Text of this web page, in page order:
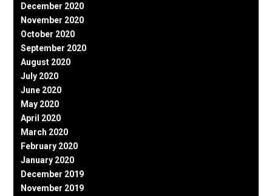
December 2020
November 2020
October 2020
September 2020
August 2020
July 2020
June 2020
May 2020
April 2020
March 2020
February 2020
January 2020
December 2019
November 2019